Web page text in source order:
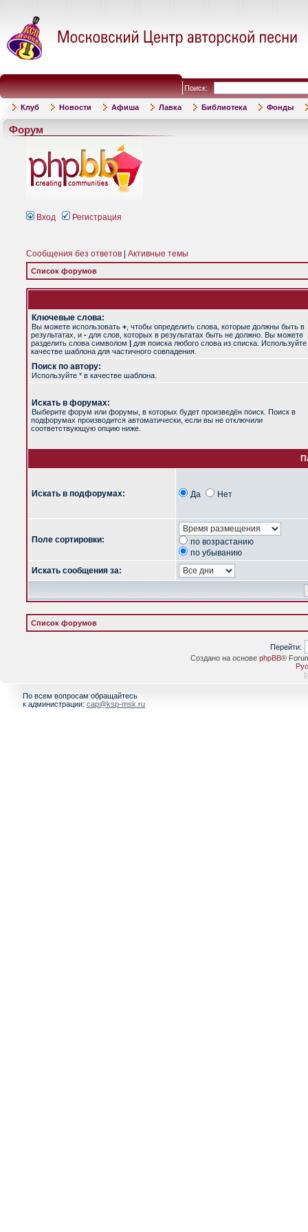
Поиск:
Клуб Новости Афиша Лавка Библиотека Фонды
Форум
Вход Регистрация
Сообщения без ответов Активные темы
Список форумов
Ключевые слова:
Вы можете использовать + , чтобы определить слова, которые должны быть в
результатах, и - для слов, которых в результатах быть не должно. Вы можете
разделить слова символом | для поиска любого слова из списка. Используйте
качестве шаблона для частичного совпадения.
Поиск по автору:
Используйте * в качестве шаблона.
Искать в форумах:
Выберите форум или форумы, в которых будет произведён поиск. Поиск в
подфорумах производится автоматически, если вы не отключили
соответствующую опцию ниже.
Искать в подфорумах: Да Нет
Поле сортировки:
по возрастанию
по убыванию
Искать сообщения за:
Список форумов
Перейти:
Создано на основе phpBB®
[
По всем вопросам обращайтесь
к администрации: cap@ksp-msk.ru